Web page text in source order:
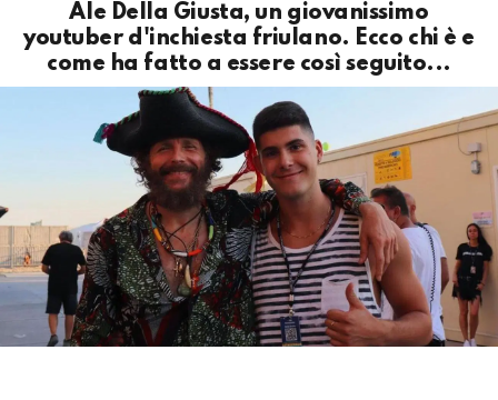
Ale Della Giusta, un giovanissimo
youtuber d'inchiesta friulano. Ecco chi è e
come ha fatto a essere così seguito...